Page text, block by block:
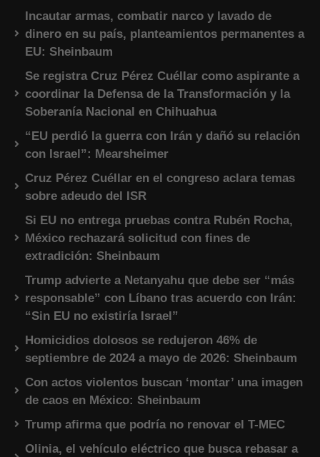
Incautar armas, combatir narco y lavado de
dinero en su país, planteamientos permanentes a
EU: Sheinbaum
Se registra Cruz Pérez Cuéllar como aspirante a
coordinar la Defensa de la Transformación y la
Soberanía Nacional en Chihuahua
“EU perdió la guerra con Irán y dañó su relación
con Israel”: Mearsheimer
Cruz Pérez Cuéllar en el congreso aclara temas
sobre adeudo del ISR
Si EU no entrega pruebas contra Rubén Rocha,
México rechazará solicitud con fines de
extradición: Sheinbaum
Trump advierte a Netanyahu que debe ser “más
responsable” con Líbano tras acuerdo con Irán:
“Sin EU no existiría Israel”
Homicidios dolosos se redujeron 46% de
septiembre de 2024 a mayo de 2026: Sheinbaum
Con actos violentos buscan ‘montar’ una imagen
de caos en México: Sheinbaum
Trump afirma que podría no renovar el T-MEC
Olinia, el vehículo eléctrico que busca rebasar a